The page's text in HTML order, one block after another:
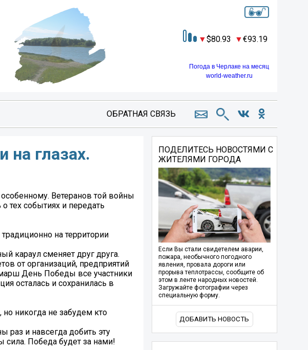
80.93 93.19
Погода в Черлаке на месяц
world-weather.ru
ОБРАТНАЯ СВЯЗЬ
на глазах.
Ветеранов той войны
тех событиях и передать
на территории
караул сменяет друг друга.
от организаций, предприятий
День Победы все участники
осталась и сохранилась в
никогда не забудем кто
раз и навсегда добить эту
сила. Победа будет за нами!
ПОДЕЛИТЕСЬ НОВОСТЯМИ С
ЖИТЕЛЯМИ ГОРОДА
Если Вы стали свидетелем аварии,
пожара, необычного погодного
явления, провала дороги или
прорыва теплотрассы, сообщите об
этом в ленте народных новостей.
Загружайте фотографии через
специальную форму.
ДОБАВИТЬ НОВОСТЬ